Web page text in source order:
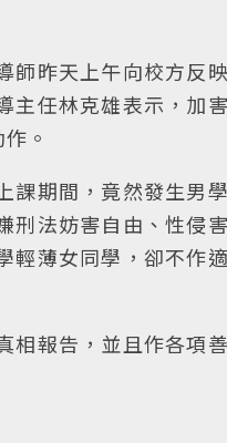
師昨天上午向校方反
主任林克雄表示，加
。
課期間，竟然發生男
刑法妨害自由、性侵
輕薄女同學，卻不作
相報告，並且作各項